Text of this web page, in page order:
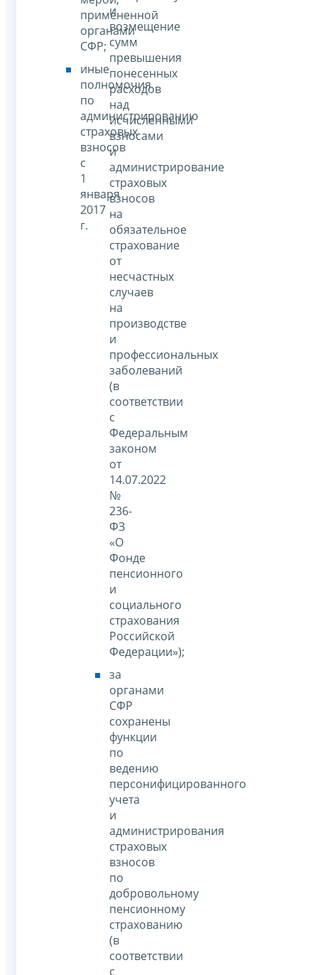
примененной
органами
СФР;
иные
полномочия
по
администрированию
страховых
взносов
с
1
января
2017
г.
и
возмещение
сумм
превышения
понесенных
расходов
над
исчисленными
взносами
и
администрирование
страховых
взносов
на
обязательное
страхование
от
несчастных
случаев
на
производстве
и
профессиональных
заболеваний
(в
соответствии
с
Федеральным
законом
от
14.07.2022
№
236-
ФЗ
«О
Фонде
пенсионного
и
социального
страхования
Российской
Федерации»);
за
органами
СФР
сохранены
функции
по
ведению
персонифицированного
учета
и
администрирования
страховых
взносов
по
добровольному
пенсионному
страхованию
(в
соответствии
с